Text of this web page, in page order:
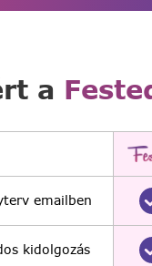
a
emailben
kidolgozás